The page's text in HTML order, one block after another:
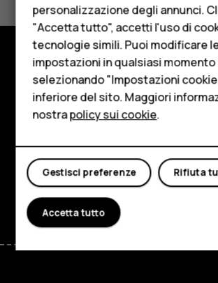
Accessori
HMD Terra M
Per le imprese
Tablet
Negozio
Il mio account
Sì No
Negozio
Informazioni su
Assistenza
FacebookInstagram
TiktokYoutubeLinkedin
personalizzazione degli annunci.
"Accetta tutto", accetti l'uso di
tecnologie simili. Puoi modificare
impostazioni in qualsiasi momento
selezionando "Impostazioni
inferiore del sito. Maggiori
nostrapolicy sui cookie.
Rifiuta
Gestisci preferenze
Accetta tutto